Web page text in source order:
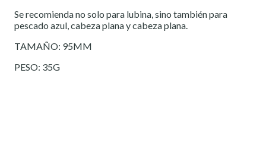
Se recomienda no solo para lubina, sino también para
pescado azul, cabeza plana y cabeza plana.
TAMAÑO: 95MM
PESO: 35G